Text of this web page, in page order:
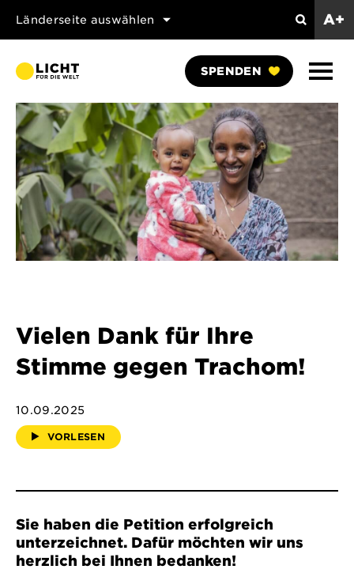
Länderseite auswählen
Suchen
A+
SPENDEN
Vielen Dank für Ihre
Stimme gegen Trachom!
10.09.2025
VORLESEN
Sie haben die Petition erfolgreich
unterzeichnet. Dafür möchten wir uns
herzlich bei Ihnen bedanken!